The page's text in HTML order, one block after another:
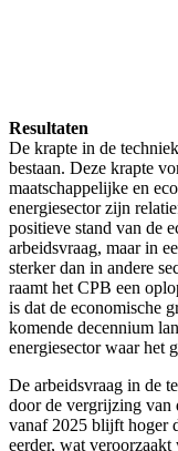
Resultaten
De krapte in de
bestaan. Deze krapte
maatschappelijke en
energiesector zijn
positieve stand van de
arbeidsvraag, maar in
sterker dan in andere
raamt het CPB een
is dat de economische
komende decennium
energiesector waar het
De arbeidsvraag in de
door de vergrijzing van
vanaf 2025 blijft hoger
eerder, wat